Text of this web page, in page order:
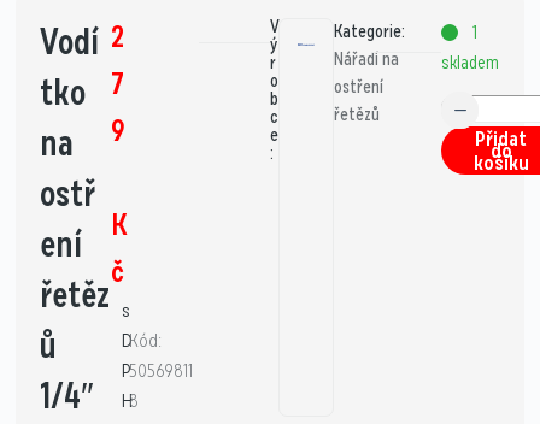
Vodí
tko
na
ostř
ení
řetěz
ů
1/4″
2
7
9
K
č
s
D
P
H
Kód:
50569811
8
V
ý
r
o
b
c
e
:
Kategorie:
Nářadí na
ostření
řetězů
1
skladem
Přidat
do
košíku